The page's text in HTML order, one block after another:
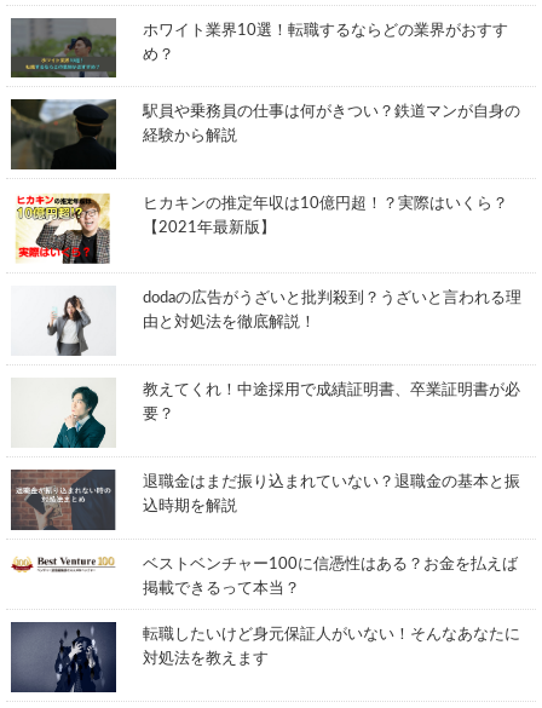
ホワイト業界10選！転職するならどの業界がおすす
め？
駅員や乗務員の仕事は何がきつい？鉄道マンが自身の
経験から解説
ヒカキンの推定年収は10億円超！？実際はいくら？
【2021年最新版】
dodaの広告がうざいと批判殺到？うざいと言われる理
由と対処法を徹底解説！
教えてくれ！中途採用で成績証明書、卒業証明書が必
要？
退職金はまだ振り込まれていない？退職金の基本と振
込時期を解説
ベストベンチャー100に信憑性はある？お金を払えば
掲載できるって本当？
転職したいけど身元保証人がいない！そんなあなたに
対処法を教えます